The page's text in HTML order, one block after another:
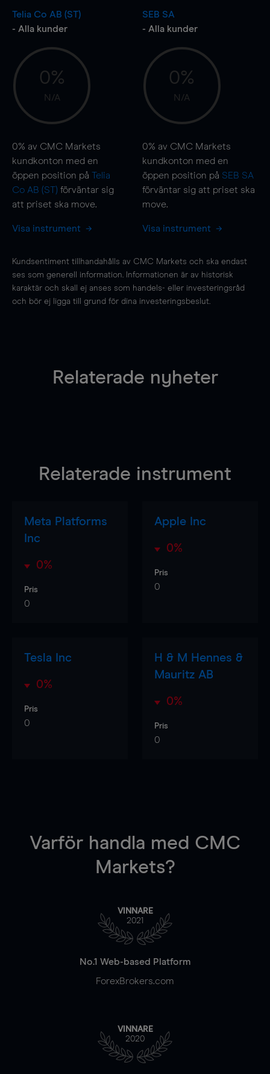
Telia Co AB (ST)
- Alla kunder
0%
N/A
0% av CMC Markets
kundkonton med en
öppen position på Telia
Co AB (ST) förväntar sig
att priset ska move.
Visa instrument
SEB SA
- Alla kunder
0%
N/A
0% av CMC Markets
kundkonton med en
öppen position på SEB SA
förväntar sig att priset ska
move.
Visa instrument
Kundsentiment tillhandahålls av CMC Markets och ska endast
ses som generell information. Informationen är av historisk
karaktär och skall ej anses som handels- eller investeringsråd
och bör ej ligga till grund för dina investeringsbeslut.
Relaterade nyheter
Relaterade instrument
Meta Platforms
Inc
0%
Pris
0
Apple Inc
0%
Pris
0
Tesla Inc
0%
Pris
0
H & M Hennes &
Mauritz AB
0%
Pris
0
Varför handla med CMC
Markets?
VINNARE
2021
No.1 Web-based Platform
ForexBrokers.com
VINNARE
2020